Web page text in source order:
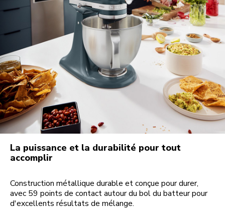
La puissance et la durabilité pour tout
accomplir
Construction métallique durable et conçue pour durer,
avec 59 points de contact autour du bol du batteur pour
d'excellents résultats de mélange.